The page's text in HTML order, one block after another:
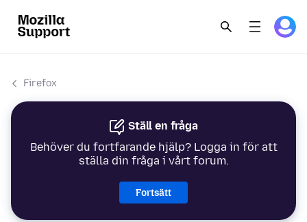
Firefox
Ställ en fråga
Behöver du fortfarande hjälp? Logga in för att
ställa din fråga i vårt forum.
Fortsätt